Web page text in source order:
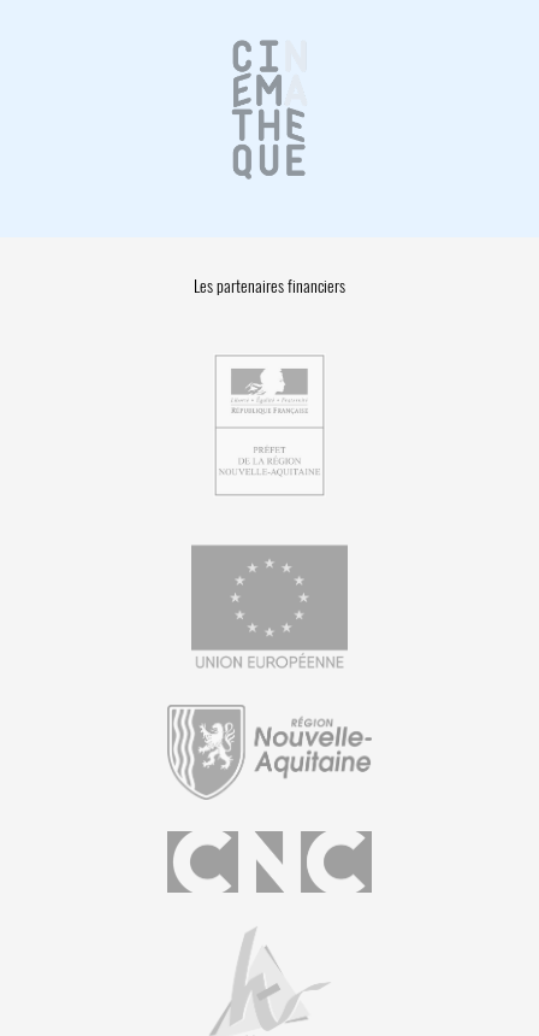
Les partenaires financiers